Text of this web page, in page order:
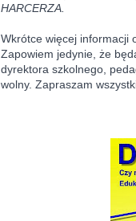
HARCERZA.
Wkrótce więcej informacji
Zapowiem jedynie, że
dyrektora szkolnego,
wolny. Zapraszam